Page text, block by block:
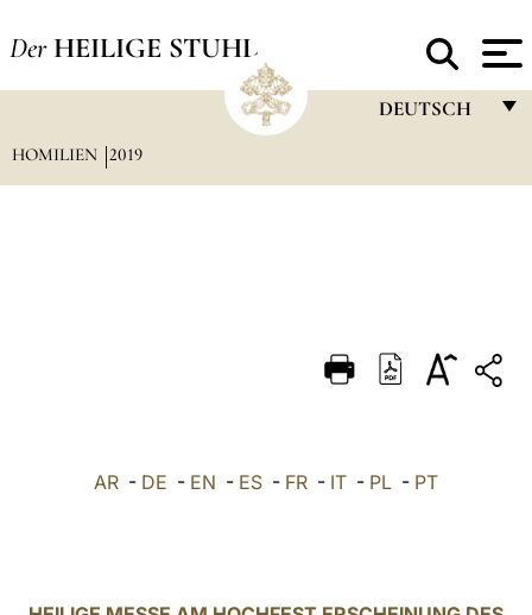
Der HEILIGE STUHL
DEUTSCH
DEUTSCH
العربيّة
HOMILIEN 2019
AR - DE - EN - ES - FR - IT - PL - PT